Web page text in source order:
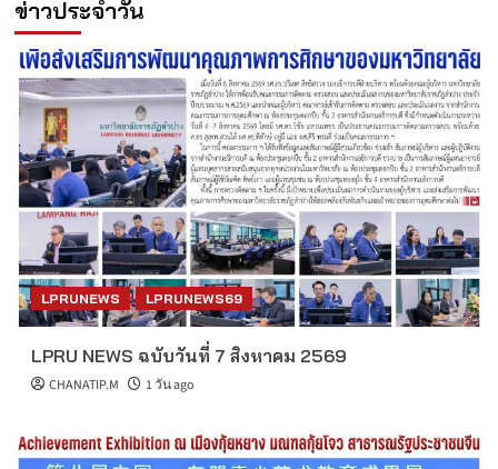
ข่าวประจำวัน
LPRUNEWS LPRUNEWS69
LPRU NEWS ฉบับวันที่ 7 สิงหาคม 2569
CHANATIP.M 1 วัน ago